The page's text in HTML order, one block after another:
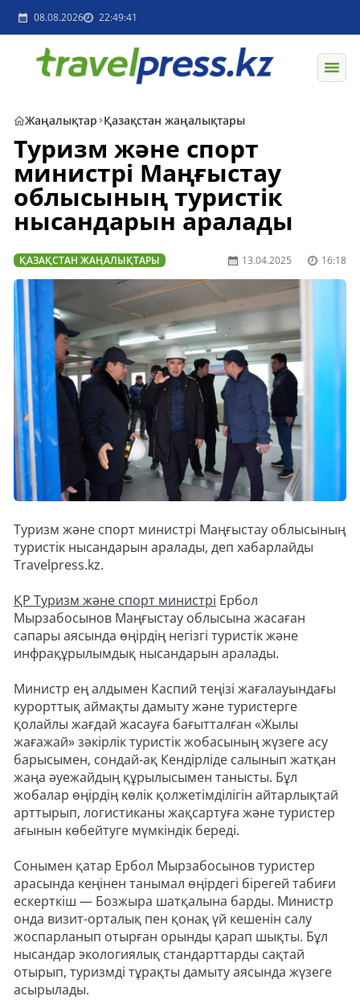
08.08.2026 22:49:41
Жаңалықтар Қазақстан жаңалықтары
Туризм және спорт
министрі Маңғыстау
облысының туристік
нысандарын аралады
ҚАЗАҚСТАН ЖАҢАЛЫҚТАРЫ 13.04.2025 16:18
Туризм және спорт министрі Маңғыстау облысының
туристік нысандарын аралады, деп хабарлайды
Travelpress.kz.
ҚР Туризм және спорт министрі Ербол
Мырзабосынов Маңғыстау облысына жасаған
сапары аясында өңірдің негізгі туристік және
инфрақұрылымдық нысандарын аралады.
Министр ең алдымен Каспий теңізі жағалауындағы
курорттық аймақты дамыту және туристерге
қолайлы жағдай жасауға бағытталған «Жылы
жағажай» зәкірлік туристік жобасының жүзеге асу
барысымен, сондай-ақ Кендірліде салынып жатқан
жаңа әуежайдың құрылысымен танысты. Бұл
жобалар өңірдің көлік қолжетімділігін айтарлықтай
арттырып, логистиканы жақсартуға және туристер
ағынын көбейтуге мүмкіндік береді.
Сонымен қатар Ербол Мырзабосынов туристер
арасында кеңінен танымал өңірдегі бірегей табиғи
ескерткіш — Бозжыра шатқалына барды. Министр
онда визит-орталық пен қонақ үй кешенін салу
жоспарланып отырған орынды қарап шықты. Бұл
нысандар экологиялық стандарттарды сақтай
отырып, туризмді тұрақты дамыту аясында жүзеге
асырылады.